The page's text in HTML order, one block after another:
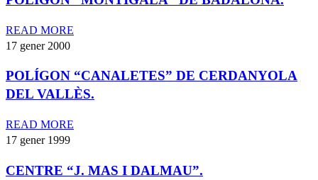
READ MORE
17 gener 2000
POLÍGON “CANALETES” DE CERDANYOLA
DEL VALLÈS.
READ MORE
17 gener 1999
CENTRE “J. MAS I DALMAU”.